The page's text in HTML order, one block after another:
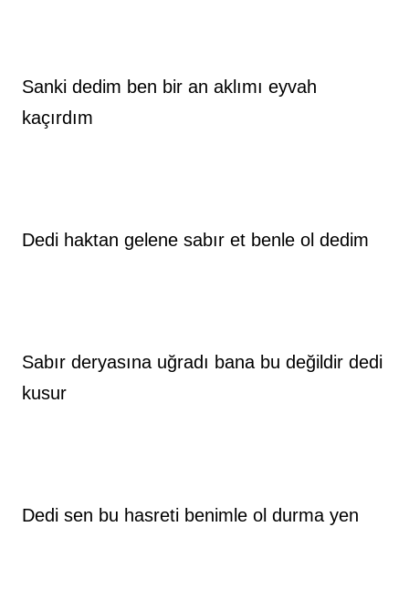
Sanki dedim ben bir an aklımı eyvah
kaçırdım
Dedi haktan gelene sabır et benle ol dedim
Sabır deryasına uğradı bana bu değildir dedi
kusur
Dedi sen bu hasreti benimle ol durma yen